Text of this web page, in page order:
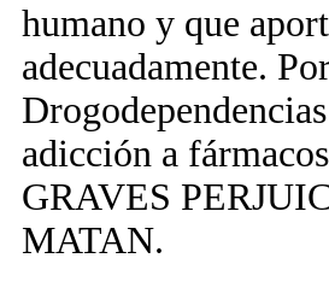
humano y que
adecuadamente.
adicción a
GRAVES
MATAN.